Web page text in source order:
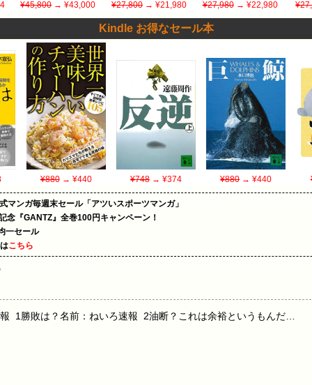
¥45,800→ ¥43,000 ¥27,800→ ¥21,980 ¥27,980→ ¥22,980
Kindle お得なセール本
¥880→ ¥440 ¥748→ ¥374 ¥880→ ¥440
マンガ毎週末セール「アツいスポーツマンガ」
念『GANTZ』全巻100円キャンペーン！
一セール
こちら
1勝敗は？名前：ねいろ速報 2油断？これは余裕というもんだ…